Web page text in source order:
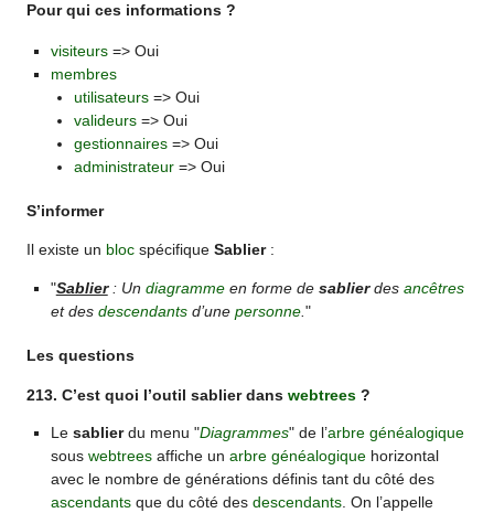
Pour qui ces informations ?
visiteurs=> Oui
membres
utilisateurs => Oui
valideurs => Oui
gestionnaires => Oui
administrateur => Oui
S’informer
Il existe un bloc spécifiqueSablier:
"Sablier: Un diagrammeen forme de sablierdes ancêtres
et des descendantsd’une personne. "
Les questions
213. C’est quoi l’outil sablier danswebtrees ?
Le sablierdu menu "Diagrammes" de l’arbre généalogique
sous webtreesaffiche un arbre généalogiquehorizontal
avec le nombre de générations définis tant du côté des
ascendantsque du côté des descendants. On l’appelle